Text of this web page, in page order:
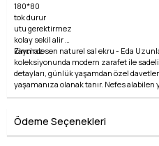
180*80
tok durur
utu gerektirmez
kolay sekil alir
kaymaz
Zincir desen naturel sal ekru - Eda
koleksiyonunda modern zarafet ile
detayları, günlük yaşamdan özel
yaşamanıza olanak tanır. Nefes alabilen
çizgileri ile hem konforlu hem de zarif
isteyen kadınlar için ideal bir tercihtir.
şıklığın temsilcisidir ve her kombine
özel bu ürün, Eda Uzunlar estetiğini
Ödeme Seçenekleri